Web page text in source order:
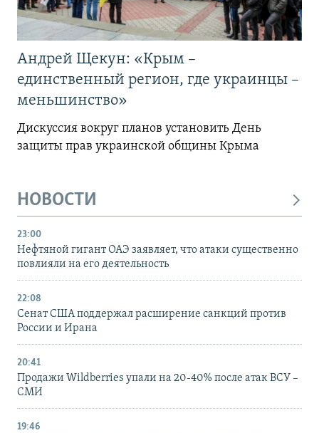
Андрей Щекун: «Крым –
единственный регион, где украинцы –
меньшинство»
Дискуссия вокруг планов установить День
защиты прав украинской общины Крыма
НОВОСТИ
23:00
Нефтяной гигант ОАЭ заявляет, что атаки существенно
повлияли на его деятельность
22:08
Сенат США поддержал расширение санкций против
России и Ирана
20:41
Продажи Wildberries упали на 20-40% после атак ВСУ –
СМИ
19:46